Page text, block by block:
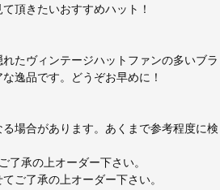
頂きたいおすすめハット！
たヴィンテージハットファンの多いブラ
逸品です。どうぞお早めに！
場合があります。あくまで参考程度に検
承の上オーダー下さい。
ご了承の上オーダー下さい。